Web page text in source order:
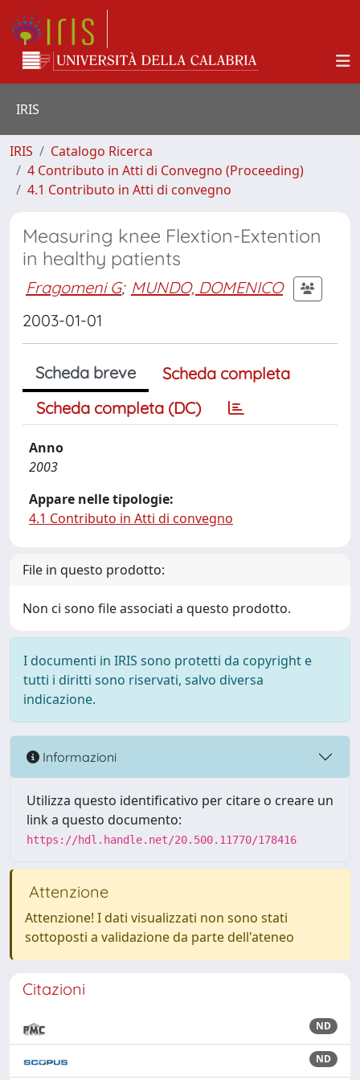
IRIS
IRIS
Catalogo Ricerca
4 Contributo in Atti di Convegno (Proceeding)
4.1 Contributo in Atti di convegno
Measuring knee Flextion-Extention
in healthy patients
Fragomeni G; MUNDO, DOMENICO
2003-01-01
Scheda breve
Scheda completa
Scheda completa (DC)
Anno
2003
Appare nelle tipologie:
4.1 Contributo in Atti di convegno
File in questo prodotto:
Non ci sono file associati a questo prodotto.
I documenti in IRIS sono protetti da copyright e
tutti i diritti sono riservati, salvo diversa
indicazione.
Informazioni
Utilizza questo identificativo per citare o creare un
link a questo documento:
https://hdl.handle.net/20.500.11770/178416
Attenzione
Attenzione! I dati visualizzati non sono stati
sottoposti a validazione da parte dell'ateneo
Citazioni
ND
ND